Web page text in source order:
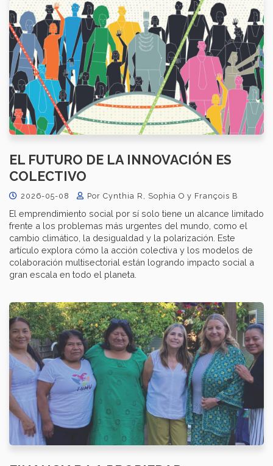
EL FUTURO DE LA INNOVACIÓN ES
COLECTIVO
2026-05-08 Por Cynthia R, Sophia O y François B
El emprendimiento social por sí solo tiene un alcance limitado
frente a los problemas más urgentes del mundo, como el
cambio climático, la desigualdad y la polarización. Este
artículo explora cómo la acción colectiva y los modelos de
colaboración multisectorial están logrando impacto social a
gran escala en todo el planeta.